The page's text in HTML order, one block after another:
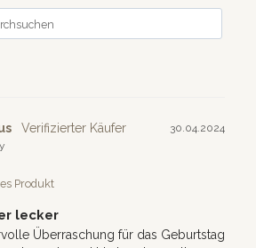
30.04.2024
Produkt
lecker
Überraschung für das Geburtstag